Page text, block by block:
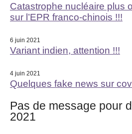
Catastrophe nucléaire plus
sur l’EPR franco-chinois !!!
6 juin 2021
Variant indien, attention !!!
4 juin 2021
Quelques fake news sur
Pas de message pour
2021